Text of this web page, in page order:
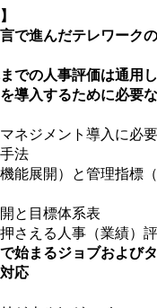
】
で進んだテレワーク
での人事評価は通用
導入するために必要
ネジメント導入に必
法
能展開）と管理指標
と目標体系表
さえる人事（業績）
始まるジョブおよび
応